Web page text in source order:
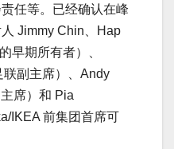
任等。已经确认在峰
Jimmy Chin、Hap
早期所有者）、
联副主席）、Andy
席）和 Pia
IKEA 前集团首席可